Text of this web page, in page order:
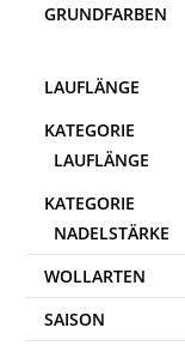
WOLLARTEN
SAISON